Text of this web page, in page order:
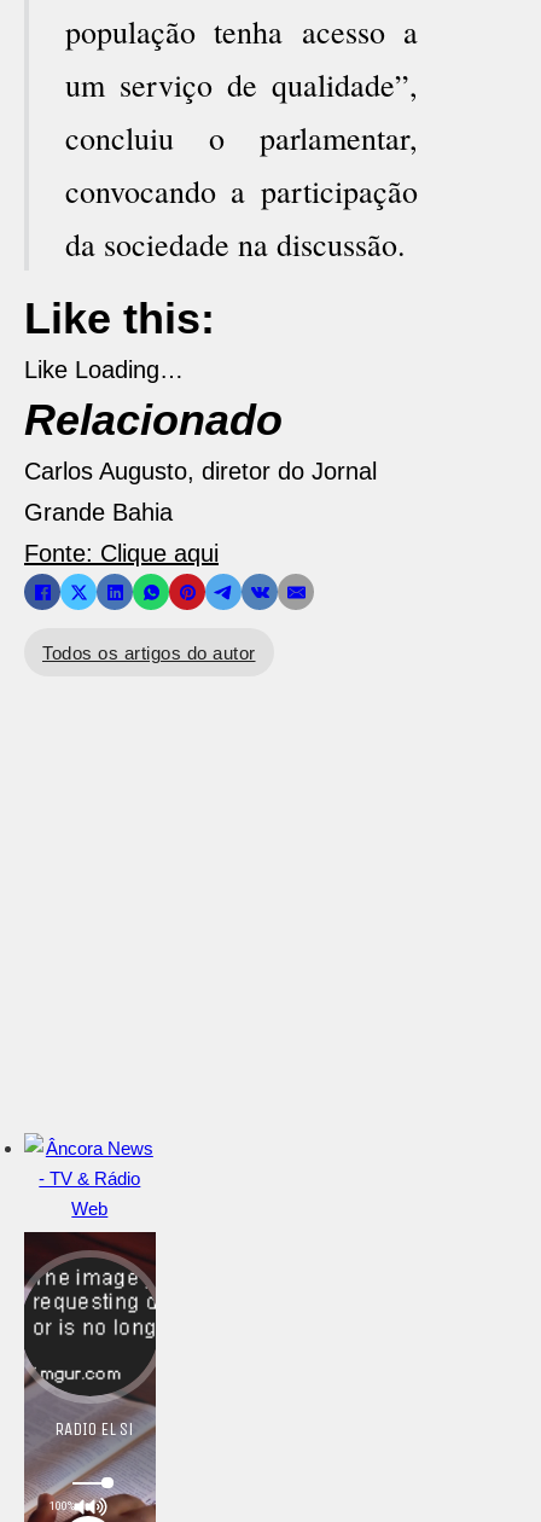
população tenha acesso a
um serviço de qualidade”,
concluiu o parlamentar,
convocando a participação
da sociedade na discussão.
Like this:
Like Loading…
Relacionado
Carlos Augusto, diretor do Jornal
Grande Bahia
Fonte: Clique aqui
Todos os artigos do autor